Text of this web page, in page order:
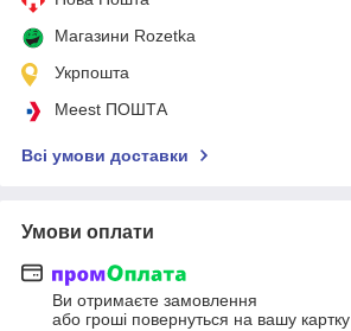
Магазини Rozetka
Укрпошта
Meest ПОШТА
Всі умови доставки
Умови оплати
Ви отримаєте замовлення
або гроші повернуться на вашу картку